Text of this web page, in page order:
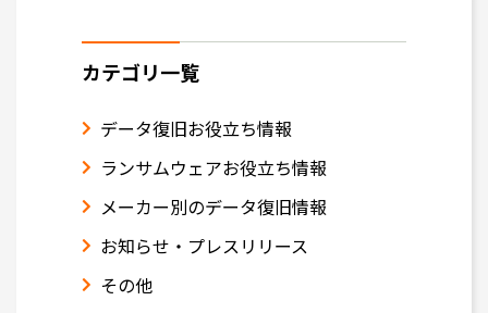
カテゴリ一覧
データ復旧お役立ち情報
ランサムウェアお役立ち情報
メーカー別のデータ復旧情報
お知らせ・プレスリリース
その他